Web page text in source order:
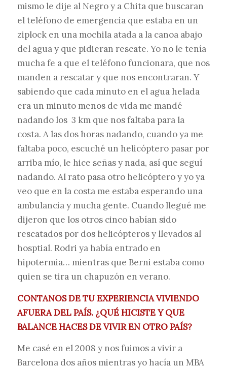
mismo le dije al Negro y a Chita que buscaran
el teléfono de emergencia que estaba en un
ziplock en una mochila atada a la canoa abajo
del agua y que pidieran rescate. Yo no le tenía
mucha fe a que el teléfono funcionara, que nos
manden a rescatar y que nos encontraran. Y
sabiendo que cada minuto en el agua helada
era un minuto menos de vida me mandé
nadando los 3 km que nos faltaba para la
costa. A las dos horas nadando, cuando ya me
faltaba poco, escuché un helicóptero pasar por
arriba mío, le hice señas y nada, así que seguí
nadando. Al rato pasa otro helicóptero y yo ya
veo que en la costa me estaba esperando una
ambulancia y mucha gente. Cuando llegué me
dijeron que los otros cinco habían sido
rescatados por dos helicópteros y llevados al
hosptial. Rodri ya había entrado en
hipotermia… mientras que Berni estaba como
quien se tira un chapuzón en verano.
CONTANOS DE TU EXPERIENCIA VIVIENDO
AFUERA DEL PAÍS. ¿QUÉ HICISTE Y QUE
BALANCE HACES DE VIVIR EN OTRO PAÍS?
Me casé en el 2008 y nos fuimos a vivir a
Barcelona dos años mientras yo hacía un MBA